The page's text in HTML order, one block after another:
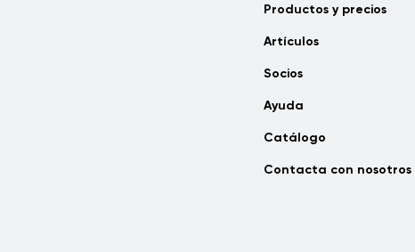
Productos y precios
Artículos
Socios
Ayuda
Catálogo
Contacta con nosotros